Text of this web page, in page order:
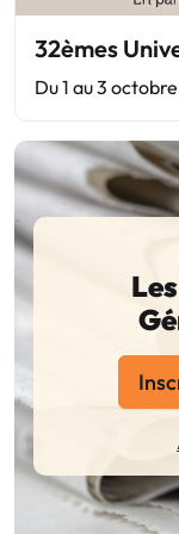
32èmes
Du 1 au 3